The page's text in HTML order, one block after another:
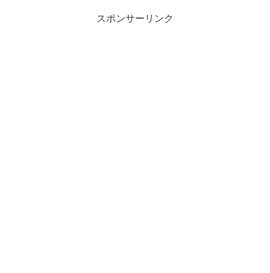
スポンサーリンク